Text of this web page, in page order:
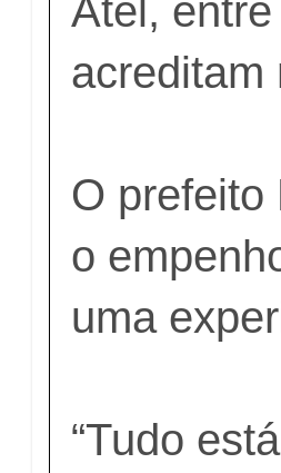
Atel,
acreditam
O prefeito
o
uma
“Tudo